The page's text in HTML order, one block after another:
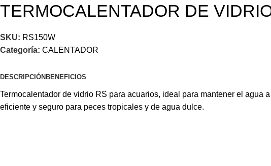
TERMOCALENTADOR DE
SKU: RS150W
Categoría: CALENTADOR
DESCRIPCIÓNBENEFICIOS
Termocalentador de vidrio RS para acuarios, ideal para mantener el
eficiente y seguro para peces tropicales y de agua dulce.